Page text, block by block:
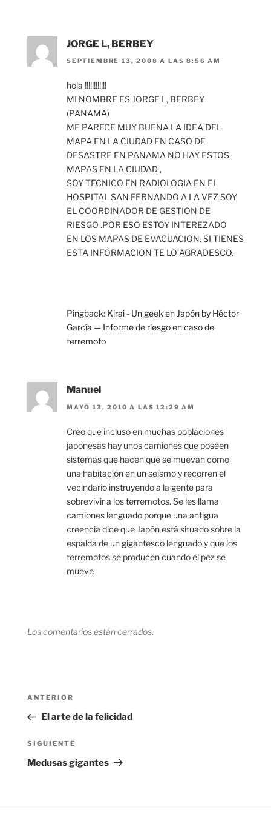
JORGE L, BERBEY
SEPTIEMBRE 13, 2008 A LAS 8:56 AM
hola !!!!!!!!!!!!
MI NOMBRE ES JORGE L, BERBEY
(PANAMA)
ME PARECE MUY BUENA LA IDEA DEL
MAPA EN LA CIUDAD EN CASO DE
DESASTRE EN PANAMA NO HAY ESTOS
MAPAS EN LA CIUDAD ,
SOY TECNICO EN RADIOLOGIA EN EL
HOSPITAL SAN FERNANDO A LA VEZ SOY
EL COORDINADOR DE GESTION DE
RIESGO .POR ESO ESTOY INTEREZADO
EN LOS MAPAS DE EVACUACION. SI TIENES
ESTA INFORMACION TE LO AGRADESCO.
Pingback: Kirai - Un geek en Japón by Héctor
García — Informe de riesgo en caso de
terremoto
Manuel
MAYO 13, 2010 A LAS 12:29 AM
Creo que incluso en muchas poblaciones
japonesas hay unos camiones que poseen
sistemas que hacen que se muevan como
una habitación en un seísmo y recorren el
vecindario instruyendo a la gente para
sobrevivir a los terremotos. Se les llama
camiones lenguado porque una antigua
creencia dice que Japón está situado sobre la
espalda de un gigantesco lenguado y que los
terremotos se producen cuando el pez se
mueve
Los comentarios están cerrados.
Navegación
entradas
Entrada
anterior:
ANTERIOR
El arte de la felicidad
Siguiente
entrada
SIGUIENTE
Medusas gigantes